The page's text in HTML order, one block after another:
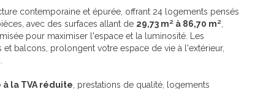
contemporaine et épurée, offrant 24 logements pensés
avec des surfaces allant de 29,73 m² à 86,70 m²
pour maximiser l'espace et la luminosité. Les
balcons, prolongent votre espace de vie à l'extérieur,
la TVA réduite , prestations de qualité, logements